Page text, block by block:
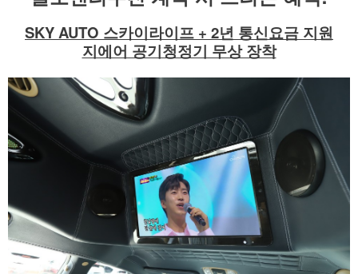
SKY AUTO 스카이라이프 + 2년 통신요금 지원
지에어 공기청정기 무상 장착